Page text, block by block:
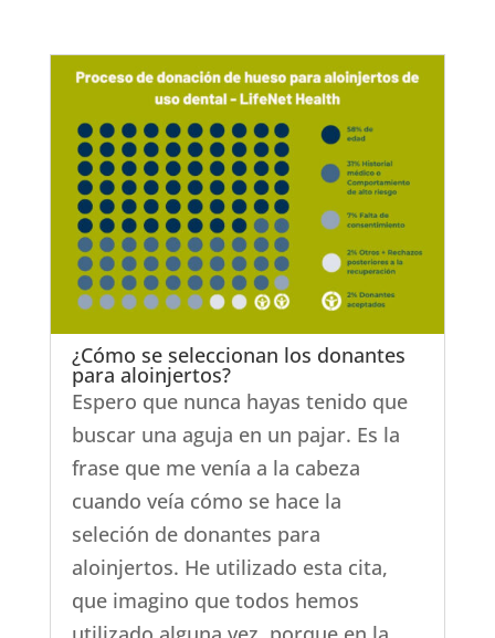
¿Cómo se seleccionan los donantes
para aloinjertos?
Espero que nunca hayas tenido que
buscar una aguja en un pajar. Es la
frase que me venía a la cabeza
cuando veía cómo se hace la
seleción de donantes para
aloinjertos. He utilizado esta cita,
que imagino que todos hemos